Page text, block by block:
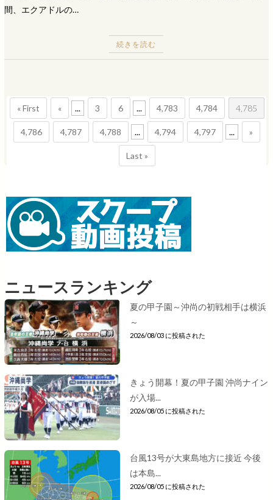
間、エクアドルの…
続きを読む
« First « ... 3 6 ... 4,783 4,784 4,785
4,786 4,787 4,788 ... 4,794 4,797 ... »
Last »
ニュースランキング
夏の甲子園～沖尚の初戦相手は横浜
～
2026/08/03 に投稿された
きょう開幕！夏の甲子園 沖尚ナイン
が入場...
2026/08/05 に投稿された
台風13号が大東島地方に接近 今後
は本島...
2026/08/05 に投稿された